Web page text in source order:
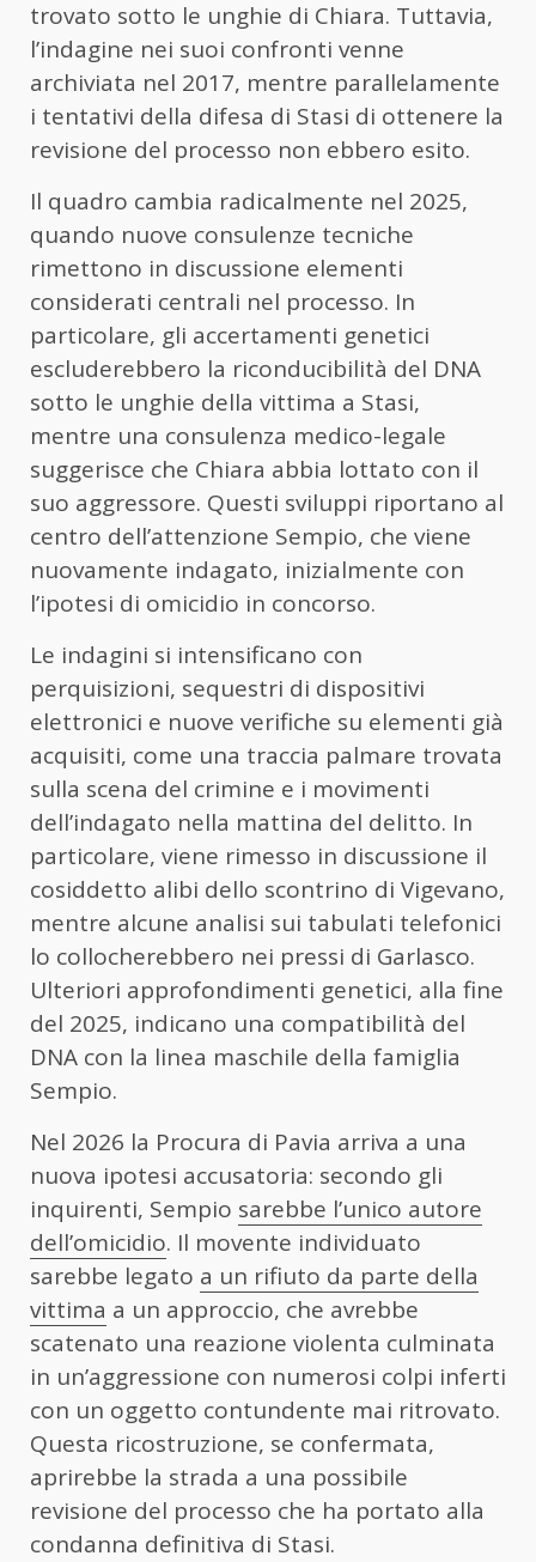
trovato sotto le unghie di Chiara. Tuttavia,
l’indagine nei suoi confronti venne
archiviata nel 2017, mentre parallelamente
i tentativi della difesa di Stasi di ottenere la
revisione del processo non ebbero esito.
Il quadro cambia radicalmente nel 2025,
quando nuove consulenze tecniche
rimettono in discussione elementi
considerati centrali nel processo. In
particolare, gli accertamenti genetici
escluderebbero la riconducibilità del DNA
sotto le unghie della vittima a Stasi,
mentre una consulenza medico-legale
suggerisce che Chiara abbia lottato con il
suo aggressore. Questi sviluppi riportano al
centro dell’attenzione Sempio, che viene
nuovamente indagato, inizialmente con
l’ipotesi di omicidio in concorso.
Le indagini si intensificano con
perquisizioni, sequestri di dispositivi
elettronici e nuove verifiche su elementi già
acquisiti, come una traccia palmare trovata
sulla scena del crimine e i movimenti
dell’indagato nella mattina del delitto. In
particolare, viene rimesso in discussione il
cosiddetto alibi dello scontrino di Vigevano,
mentre alcune analisi sui tabulati telefonici
lo collocherebbero nei pressi di Garlasco.
Ulteriori approfondimenti genetici, alla fine
del 2025, indicano una compatibilità del
DNA con la linea maschile della famiglia
Sempio.
Nel 2026 la Procura di Pavia arriva a una
nuova ipotesi accusatoria: secondo gli
inquirenti, Sempio sarebbe l’unico autore
dell’omicidio. Il movente individuato
sarebbe legato a un rifiuto da parte della
vittima a un approccio, che avrebbe
scatenato una reazione violenta culminata
in un’aggressione con numerosi colpi inferti
con un oggetto contundente mai ritrovato.
Questa ricostruzione, se confermata,
aprirebbe la strada a una possibile
revisione del processo che ha portato alla
condanna definitiva di Stasi.